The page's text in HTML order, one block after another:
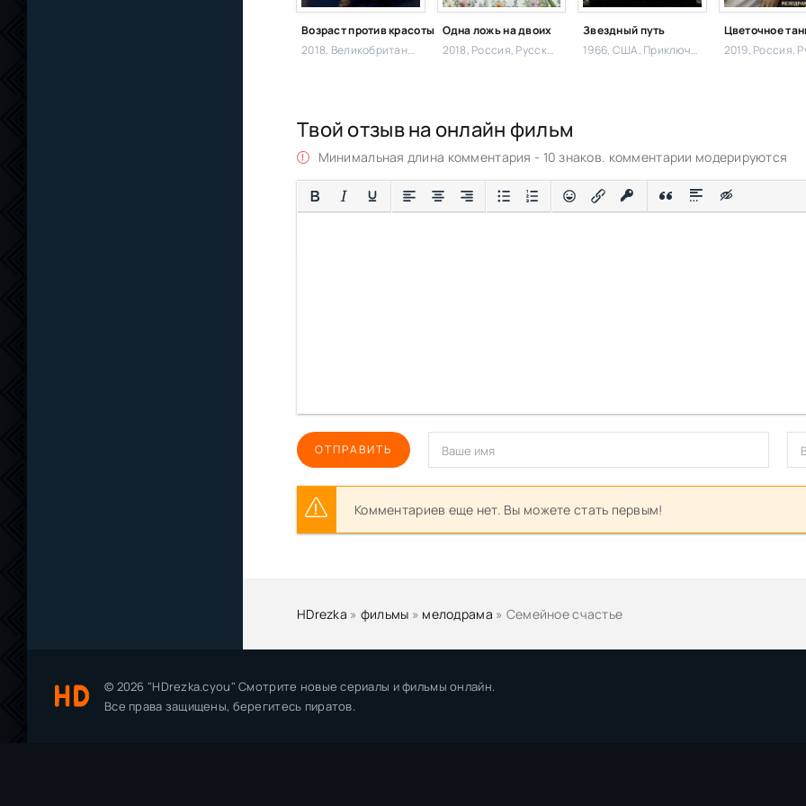
Возраст против красоты
2018, Великобритания,
Зарубежный, Драма
Одна ложь на двоих
2018, Россия, Русский, Драма
Звездный путь
1966, США, Приключения,
Цветочное
2019, Россия,
Твой отзыв на онлайн фильм
Минимальная длина комментария - 10 знаков. комментарии модерируются
ОТПРАВИТЬ
Комментариев еще нет. Вы можете стать первым!
HDrezka » фильмы » мелодрама » Семейное счастье
© 2026 "HDrezka.cyou" Смотрите новые сериалы и фильмы онлайн.
Все права защищены, берегитесь пиратов.